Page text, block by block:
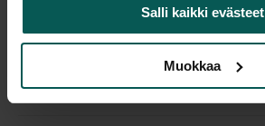
Salli kaikki evästeet
Muokkaa
Suunnittelija